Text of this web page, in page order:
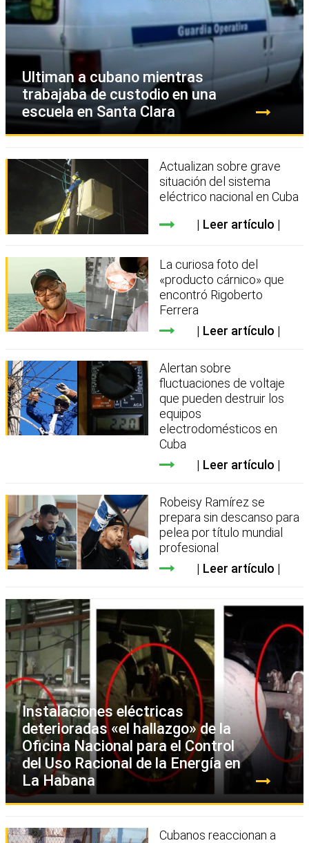
Ultiman a cubano mientras
trabajaba de custodio en una
escuela en Santa Clara
Actualizan sobre grave
situación del sistema
eléctrico nacional en Cuba
Leer artículo
La curiosa foto del
«producto cárnico» que
encontró Rigoberto
Ferrera
Leer artículo
Alertan sobre
fluctuaciones de voltaje
que pueden destruir los
equipos
electrodomésticos en
Cuba
Leer artículo
Robeisy Ramírez se
prepara sin descanso para
pelea por título mundial
profesional
Leer artículo
Instalaciones eléctricas
deterioradas «el hallazgo» de la
Oficina Nacional para el Control
del Uso Racional de la Energía en
La Habana
Cubanos reaccionan a